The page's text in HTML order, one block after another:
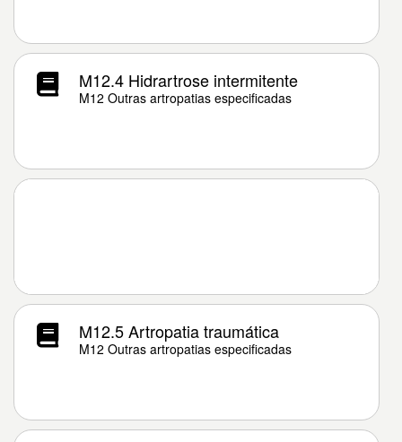
M12.4 Hidrartrose intermitente
M12 Outras artropatias especificadas
M12.5 Artropatia traumática
M12 Outras artropatias especificadas